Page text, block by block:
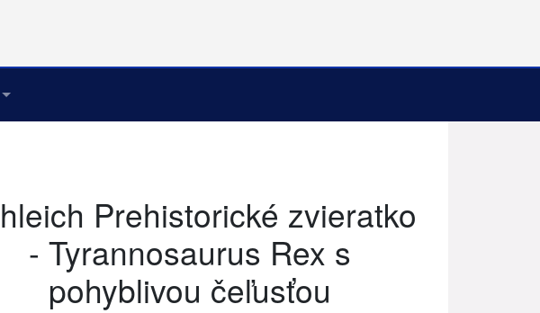
Prehistorické zvieratko
- Tyrannosaurus Rex s
pohyblivou čeľusťou